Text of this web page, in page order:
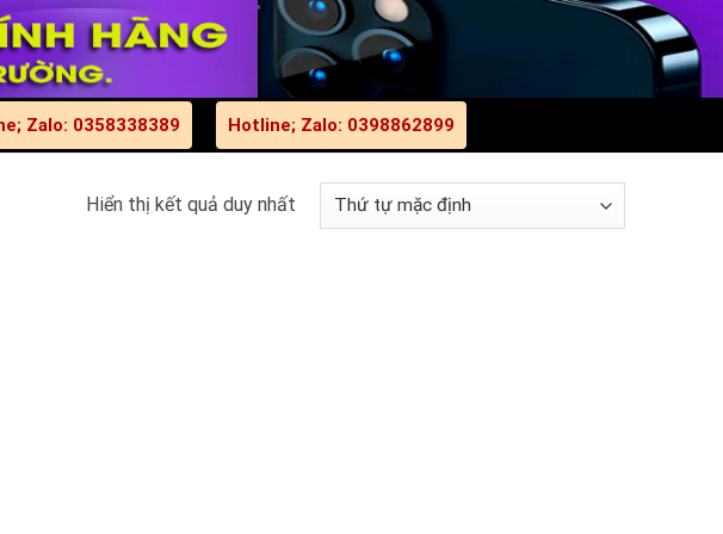
Zalo: 0358338389 Hotline; Zalo: 0398862899
Hiển thị kết quả duy nhất